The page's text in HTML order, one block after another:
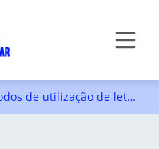
Linguagem tipográfica: modos de utilização de letras fantasias na comunicação contemporânea